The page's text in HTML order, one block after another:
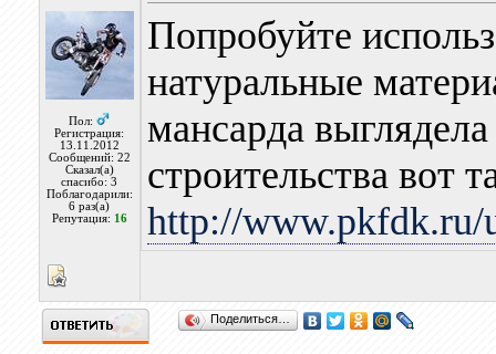
Пол:
Регистрация:
13.11.2012
Сообщений: 22
Сказал(а)
спасибо: 3
Поблагодарили:
6 раз(а)
Репутация: 16
Попробуйте
натуральные
мансарда
строительства вот
http://www.pkfdk.ru/
Поделиться…